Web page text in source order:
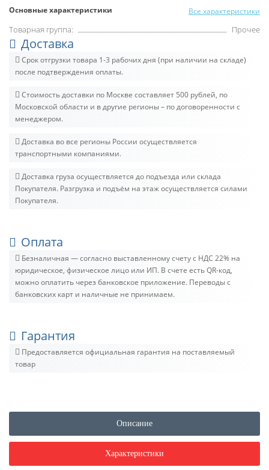
Основные характеристики Все характеристики
Товарная группа: Прочее
Доставка
Срок отгрузки товара 1-3 рабочих дня (при наличии на складе)
после подтверждения оплаты.
Стоимость доставки по Москве составляет 500 рублей, по
Московской области и в другие регионы – по договоренности с
менеджером.
Доставка во все регионы России осуществляется
транспортными компаниями.
Доставка груза осуществляется до подъезда или склада
Покупателя. Разгрузка и подъём на этаж осуществляется силами
Покупателя.
Оплата
Безналичная — согласно выставленному счету c НДС 22% на
юридическое, физическое лицо или ИП. В счете есть QR-код,
можно оплатить через банковское приложение. Переводы с
банковских карт и наличные не принимаем.
Гарантия
Предоставляется официальная гарантия на поставляемый
товар
Описание
Характеристики